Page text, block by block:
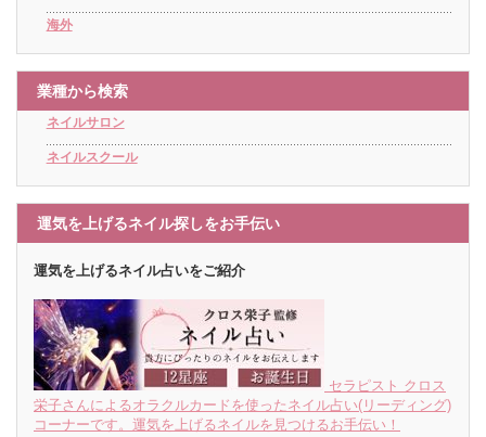
海外
業種から検索
ネイルサロン
ネイルスクール
運気を上げるネイル探しをお手伝い
運気を上げるネイル占いをご紹介
セラピスト クロス
栄子さんによるオラクルカードを使ったネイル占い(リーディング)
コーナーです。運気を上げるネイルを見つけるお手伝い！